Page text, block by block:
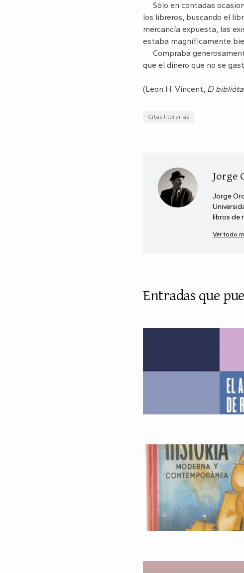
Sólo en contadas
los libreros, buscando el
mercancía expuesta, las
estaba magníficamente
Compraba
que el dinero que no se
(Leon H. Vincent, El
Citas literarias
Jorge
Jorge
libros de
Ver todo
Entradas que